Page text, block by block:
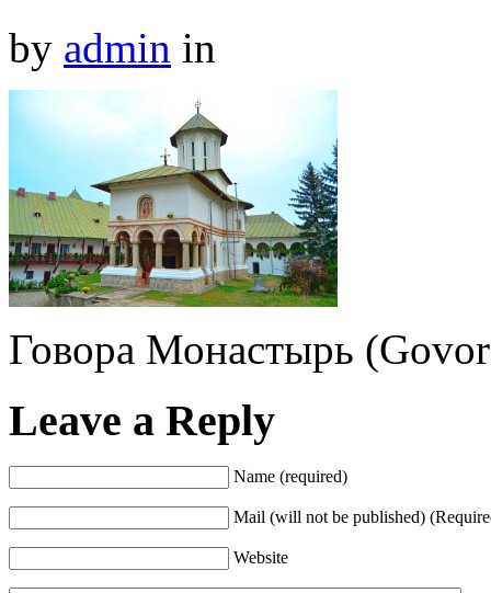
by admin in
Говора Монастырь
Leave a Reply
Name (required)
Mail (will not be published)
Website